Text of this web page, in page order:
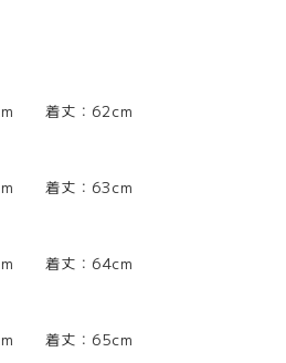
着丈：62cm
着丈：63cm
着丈：64cm
着丈：65cm